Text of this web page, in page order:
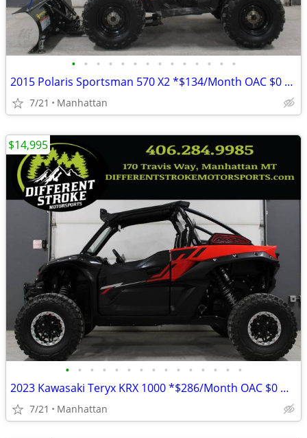
• • • • • • • • • • • • • •
2015 Polaris Sportsman 570 X2 *$134/Month OAC $0 Down* *Dump Box*
7/21 Manhattan
• • • • • • • • • • • • • • •
2023 Kawasaki Teryx KRX 1000 *$286/Month OAC $0 Down*
7/21 Manhattan
$14,995